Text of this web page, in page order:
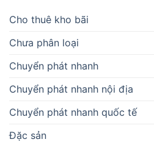
Cho thuê kho bãi
Chưa phân loại
Chuyển phát nhanh
Chuyển phát nhanh nội địa
Chuyển phát nhanh quốc tế
Đặc sản